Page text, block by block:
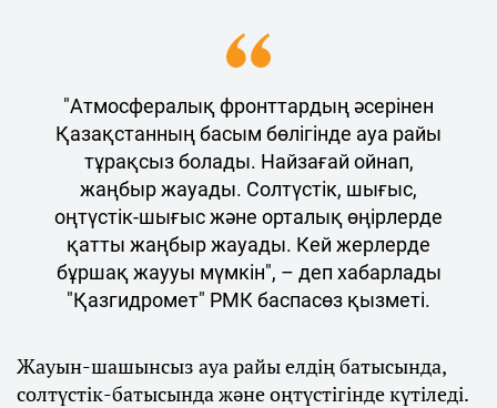
"Атмосфералық фронттардың әсерінен
Қазақстанның басым бөлігінде ауа райы
тұрақсыз болады. Найзағай ойнап,
жаңбыр жауады. Солтүстік, шығыс,
оңтүстік-шығыс және орталық өңірлерде
қатты жаңбыр жауады. Кей жерлерде
бұршақ жаууы мүмкін", – деп хабарлады
"Қазгидромет" РМК баспасөз қызметі.
Жауын-шашынсыз ауа райы елдің батысында,
солтүстік-батысында және оңтүстігінде күтіледі.